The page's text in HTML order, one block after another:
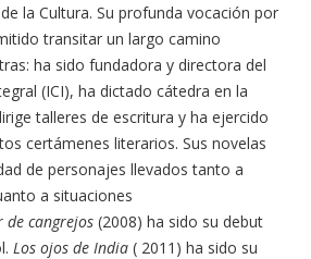
la Cultura. Su profunda vocación por
transitar un largo camino
ha sido fundadora y directora del
(ICI), ha dictado cátedra en la
talleres de escritura y ha ejercido
certámenes literarios. Sus novelas
de personajes llevados tanto a
a situaciones
de cangrejos (2008) ha sido su debut
Los ojos de India ( 2011) ha sido su